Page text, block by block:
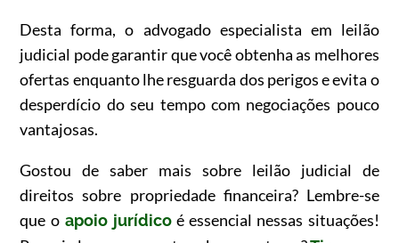
Desta forma, o advogado especialista em leilão
judicial pode garantir que você obtenha as melhores
ofertas enquanto lhe resguarda dos perigos e evita o
desperdício do seu tempo com negociações pouco
vantajosas.
Gostou de saber mais sobre leilão judicial de
direitos sobre propriedade financeira? Lembre-se
que oapoio jurídicoé essencial nessas situações!